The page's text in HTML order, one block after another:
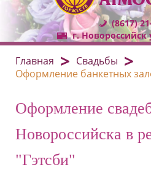
(8617)
г. Новороссийск
Главная
Свадьбы
Оформление банкетных
Оформление
Новороссийска в
"Гэтсби"